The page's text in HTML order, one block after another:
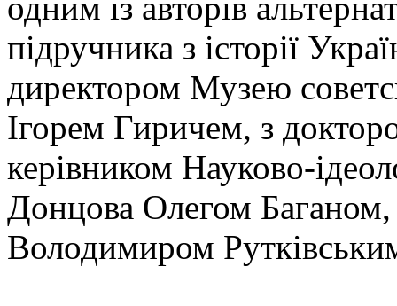
підручника з історії
директором Музею
Ігорем Гиричем, з
керівником Науково-
Донцова Олегом
Володимиром